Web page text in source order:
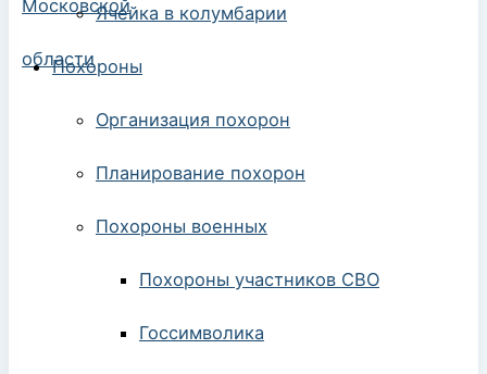
Ячейка в колумбарии
Похороны
Организация похорон
Планирование похорон
Похороны военных
Похороны участников СВО
Госсимволика